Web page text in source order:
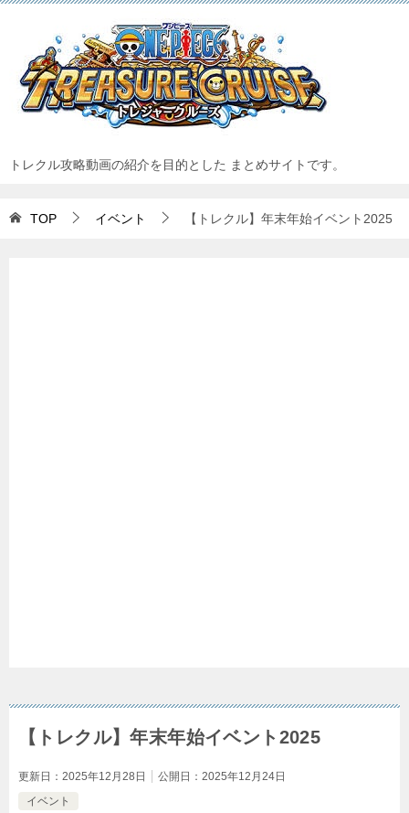
トレクル攻略動画の紹介を目的とした まとめサイトです。
TOP イベント 【トレクル】年末年始イベント2025
【トレクル】年末年始イベント2025
更新日： 2025年12月28日 公開日： 2025年12月24日
イベント